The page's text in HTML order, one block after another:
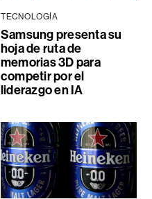
TECNOLOGÍA
Samsung presenta su
hoja de ruta de
memorias 3D para
competir por el
liderazgo en IA